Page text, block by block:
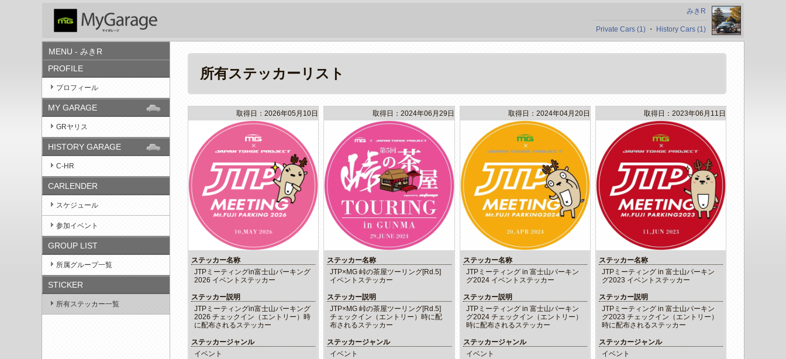
みきR
Private Cars (1) ・ History Cars (1)
MENU - みきR
PROFILE
プロフィール
MY GARAGE
GRヤリス
HISTORY GARAGE
C-HR
CARLENDER
スケジュール
参加イベント
GROUP LIST
所属グループ一覧
STICKER
所有ステッカー一覧
所有ステッカーリスト
取得日：2026年05月10日
ステッカー名称
JTPミーティングin富士山パーキング
2026 イベントステッカー
ステッカー説明
JTPミーティングin富士山パーキング
2026 チェックイン（エントリー）時
に配布されるステッカー
ステッカージャンル
イベント
取得日：2024年06月29日
ステッカー名称
JTP×MG 峠の茶屋ツーリング[Rd.5]
イベントステッカー
ステッカー説明
JTP×MG 峠の茶屋ツーリング[Rd.5]
チェックイン（エントリー）時に配
布されるステッカー
ステッカージャンル
イベント
取得日：2024年04月20日
ステッカー名称
JTPミーティング in 富士山パーキン
グ2024 イベントステッカー
ステッカー説明
JTPミーティング in 富士山パーキン
グ2024 チェックイン（エントリー）
時に配布されるステッカー
ステッカージャンル
イベント
取得日：2023年06月11日
ステッカー名称
JTPミーティング in 富士山パーキン
グ2023 イベントステッカー
ステッカー説明
JTPミーティング in 富士山パーキン
グ2023 チェックイン（エントリー）
時に配布されるステッカー
ステッカージャンル
イベント